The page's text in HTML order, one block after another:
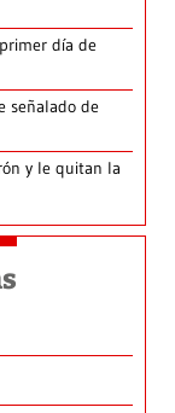
día de
señalado de
y le quitan la